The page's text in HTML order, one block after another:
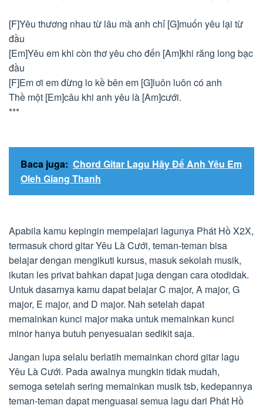
[F]Yêu thương nhau từ lâu mà anh chỉ [G]muốn yêu lại từ
đầu
[Em]Yêu em khi còn thơ yêu cho đến [Am]khi răng long bạc
đầu
[F]Em ơi em đừng lo kề bên em [G]luôn luôn có anh
Thề một [Em]câu khi anh yêu là [Am]cưới.
***
Baca juga: Chord Gitar Lagu Hãy Để Anh Yêu Em
Oleh Giang Thanh
Apabila kamu kepingin mempelajari lagunya Phát Hồ X2X,
termasuk chord gitar Yêu Là Cưới, teman-teman bisa
belajar dengan mengikuti kursus, masuk sekolah musik,
ikutan les privat bahkan dapat juga dengan cara otodidak.
Untuk dasarnya kamu dapat belajar C major, A major, G
major, E major, and D major. Nah setelah dapat
memainkan kunci major maka untuk memainkan kunci
minor hanya butuh penyesuaian sedikit saja.
Jangan lupa selalu berlatih memainkan chord gitar lagu
Yêu Là Cưới. Pada awalnya mungkin tidak mudah,
semoga setelah sering memainkan musik tsb, kedepannya
teman-teman dapat menguasai semua lagu dari Phát Hồ